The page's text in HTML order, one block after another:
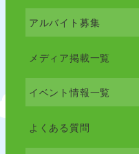
アルバイト募集
メディア掲載一覧
イベント情報一覧
よくある質問